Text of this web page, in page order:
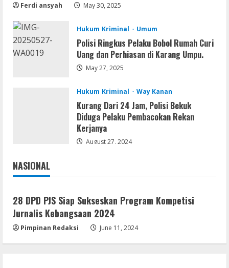
Serialers
jv16 PowerTools Free[Activated]
[Latest] [x86-x64] Reddit
VL
Office 365 Mondo Pre-Activated
August 7, 2026
5
Umum
Sangkaran Bhakti; Rumah Ibu Yuli
Hangus Dilalap Api
Ferdi ansyah May 30, 2025
Hukum Kriminal Umum
Polisi Ringkus Pelaku Bobol Rumah Curi
Uang dan Perhiasan di Karang Umpu.
May 27, 2025
Hukum Kriminal Way Kanan
Kurang Dari 24 Jam, Polisi Bekuk
Diduga Pelaku Pembacokan Rekan
Kerjanya
August 27, 2024
NASIONAL
Jakarta
28 DPD PJS Siap Sukseskan Program Kompetisi
Jurnalis Kebangsaan 2024
Pimpinan Redaksi June 11, 2024